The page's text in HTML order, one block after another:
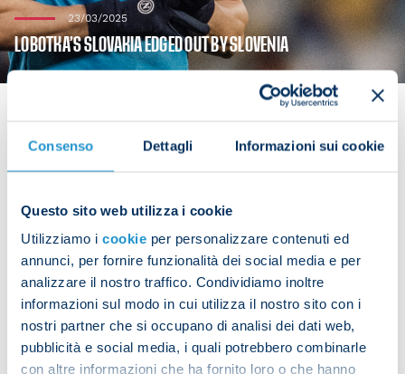
Consenso Dettagli Informazioni sui cookie
Questo sito web utilizza i cookie
Utilizziamo i cookie per personalizzare contenuti ed
annunci, per fornire funzionalità dei social media e per
analizzare il nostro traffico. Condividiamo inoltre
informazioni sul modo in cui utilizza il nostro sito con i
nostri partner che si occupano di analisi dei dati web,
pubblicità e social media, i quali potrebbero combinarle
con altre informazioni che ha fornito loro o che hanno
23/03/2025
LOBOTKA’S SLOVAKIA EDGED OUT BY SLOVENIA
Stanislav Lobotka played the full game for Slovakia
Nations League B/C play-off on Sunday.
The result means Slovakia will remain in League C
for the next edition of the tournament.
Share the article with your friends and support the